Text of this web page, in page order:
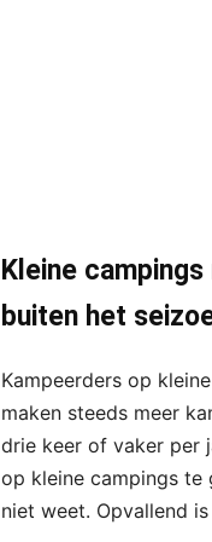
Kleine
buiten het
Kampeerders op
maken steeds meer
drie keer of vaker per
op kleine campings
niet weet. Opvallend